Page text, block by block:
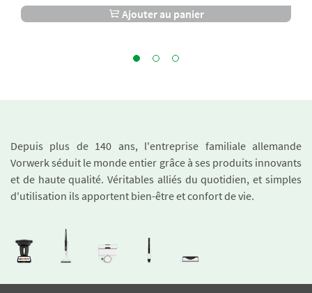
Ajouter au panier
Depuis plus de 140 ans, l'entreprise familiale allemande
Vorwerk séduit le monde entier grâce à ses produits innovants
et de haute qualité. Véritables alliés du quotidien, et simples
d'utilisation ils apportent bien-être et confort de vie.